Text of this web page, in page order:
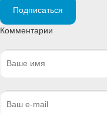
Подписаться
Комментарии